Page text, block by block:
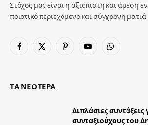
Στόχος μας είναι η αξιόπιστη και άμεση
ποιοτικό περιεχόμενο και σύγχρονη ματιά.
Facebook
X
PinterestYouTubeWhatsApp
ΤΑ ΝΕΟΤΕΡΑ
Διπλάσιες συντάξεις
συνταξιούχους του